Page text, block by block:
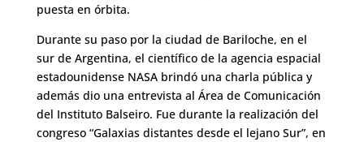
puesta en órbita.
Durante su paso por la ciudad de Bariloche, en el
sur de Argentina, el científico de la agencia espacial
estadounidense NASA brindó una charla pública y
además dio una entrevista al Área de Comunicación
del Instituto Balseiro. Fue durante la realización del
congreso “Galaxias distantes desde el lejano Sur”, en